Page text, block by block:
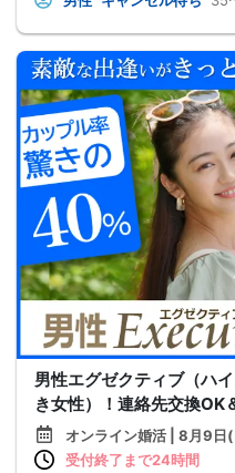
男性エグゼクティブ（ハ
き女性）！連絡先交換OK
オンライン婚活 | 8月9日
受付終了まで24時間